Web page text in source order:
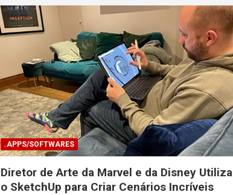
.APPS/SOFTWARES
Diretor de Arte da Marvel e da Disney Utiliza
o SketchUp para Criar Cenários Incríveis